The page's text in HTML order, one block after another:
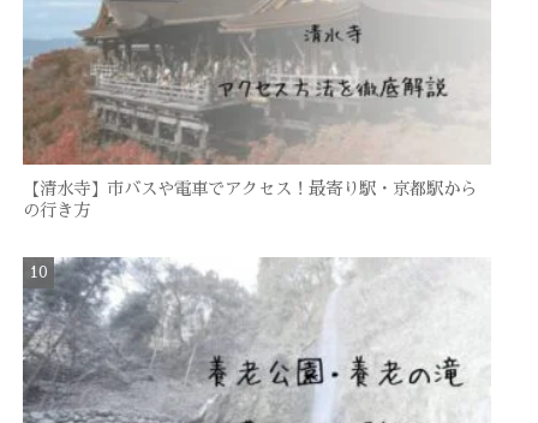
【清水寺】市バスや電車でアクセス！最寄り駅・京都駅から
の行き方